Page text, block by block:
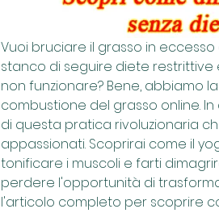
Vuoi bruciare il grasso in
stanco di seguire diete
non funzionare? Bene, abbiamo
combustione del grasso online.
di questa pratica rivoluzionaria
appassionati. Scoprirai come il
tonificare i muscoli e farti
perdere l'opportunità di
l'articolo completo per scoprire